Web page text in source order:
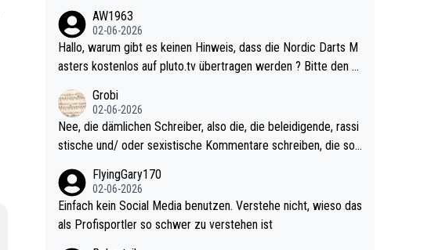
l. Allerdings ist Mitchell Lawrie als Nummer 1 der Welt eh quali
fiziert. Somit ändert die automatische Qualifikation des Weltm
eisters erstmal nichts. Ich denke sie wollen damit für nächste
d wohl wenig WDF Turniere spielen. Dies war bei Archie Self l
etztes Jahr der Fall. Er musste als amtierender Weltmeister d
urch den Qualifier und ich glaube kaum, dass Mitchel sich das
(in Vegas) antun würde, wenn er doch eigentlich die PDC-WM
als Ziel hat.
AW1963
02-06-2026
Hallo, warum gibt es keinen Hinweis, dass die Nordic Darts M
asters kostenlos auf pluto.tv übertragen werden ? Bitte den A
Grobi
02-06-2026
Nee, die dämlichen Schreiber, also die, die beleidigende, rassi
stische und/ oder sexistische Kommentare schreiben, die soll
nes Leben in den Griff kriegen. Nur eins wundert mich: Luke Li
ttler war doch neulich erst derjenige, der über Social Media G
vV provoziert hat. Und Littlers Mutter schießt öfters mal gege
FlyingGary170
02-06-2026
Einfach kein Social Media benutzen. Verstehe nicht, wieso das
als Profisportler so schwer zu verstehen ist